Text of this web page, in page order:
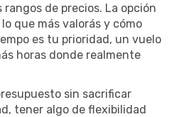
de precios. La opción
que más valorás y cómo
es tu prioridad, un vuelo
horas donde realmente
sin sacrificar
tener algo de flexibilidad